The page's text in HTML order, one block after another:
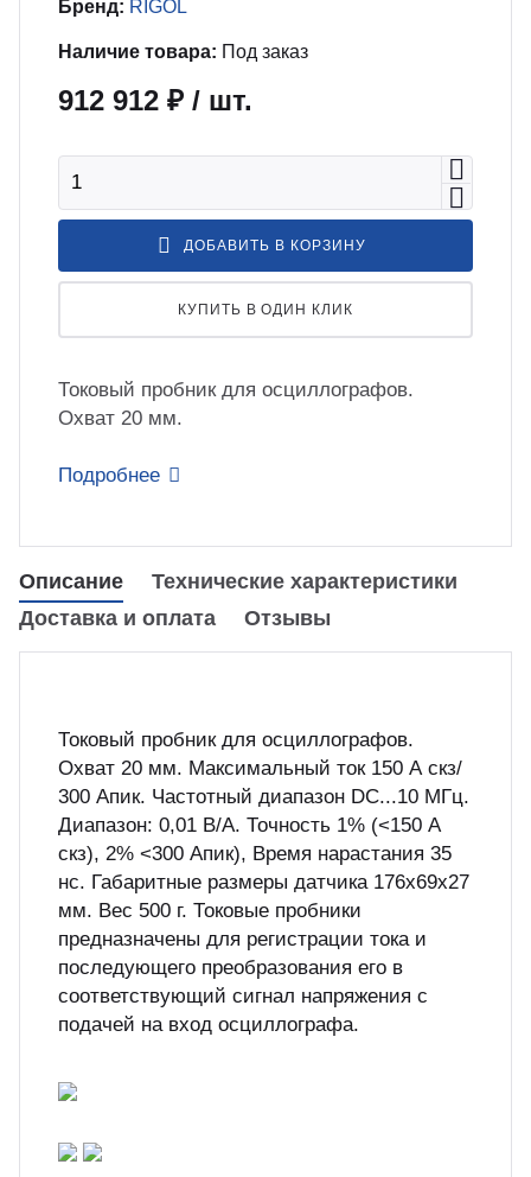
интеграционные проекты
ПО для автоматизации
оборудования
измерительного оборудования
с оборудованием
неиспользуемого оборудования
Бренд: RIGOL
Наличие товара: Под заказ
912 912 ₽ / шт.
ДОБАВИТЬ В КОРЗИНУ
КУПИТЬ В ОДИН КЛИК
Токовый пробник для осциллографов.
Охват 20 мм.
Подробнее
Описание
Технические характеристики
Доставка и оплата
Отзывы
Токовый пробник для осциллографов.
Охват 20 мм. Максимальный ток 150 А скз/
300 Апик. Частотный диапазон DC...10 МГц.
Диапазон: 0,01 В/А. Точность 1% (<150 А
скз), 2% <300 Апик), Время нарастания 35
нс. Габаритные размеры датчика 176х69х27
мм. Вес 500 г. Токовые пробники
предназначены для регистрации тока и
последующего преобразования его в
соответствующий сигнал напряжения с
подачей на вход осциллографа.